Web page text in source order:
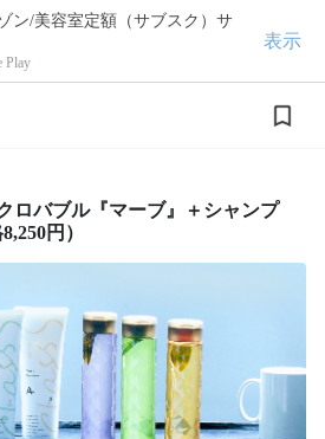
ン/美容室定額（サブスク）サ
Play
表示
ロバブル『マーブ』＋シャンプ
円）